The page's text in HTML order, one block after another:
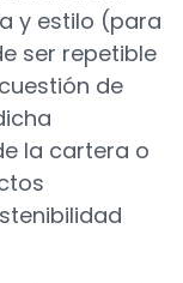
y estilo (para
ser repetible
de
la cartera o